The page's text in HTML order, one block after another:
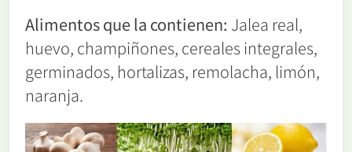
Alimentos que la contienen: Jalea real,
huevo, champiñones, cereales integrales,
germinados, hortalizas, remolacha, limón,
naranja.